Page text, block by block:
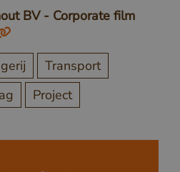
BV - Corporate film
Transport
Project